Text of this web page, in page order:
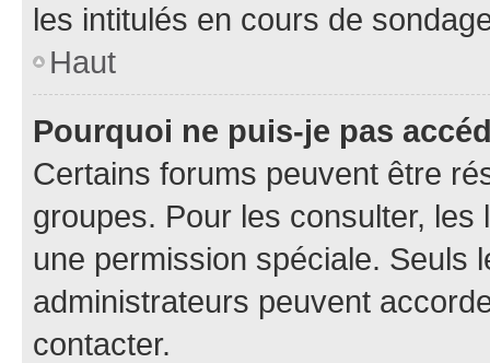
les intitulés en cours de
Haut
Pourquoi ne puis-je pas
Certains forums peuvent être
groupes. Pour les consulter,
une permission spéciale. Seuls
administrateurs peuvent
contacter.